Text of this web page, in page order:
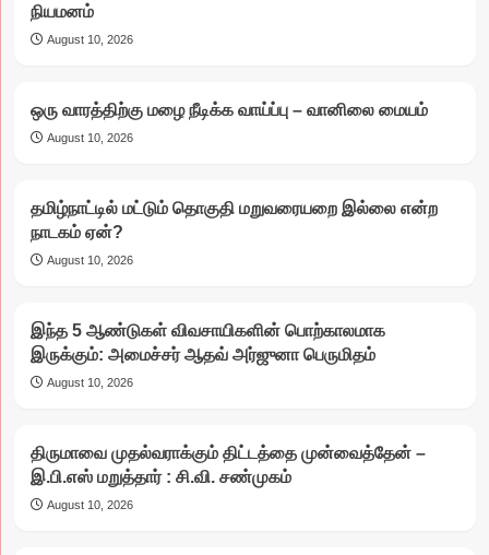
நியமனம்
August 10, 2026
ஒரு வாரத்திற்கு மழை நீடிக்க வாய்ப்பு – வானிலை மையம்
August 10, 2026
தமிழ்நாட்டில் மட்டும் தொகுதி மறுவரையறை இல்லை என்ற
நாடகம் ஏன்?
August 10, 2026
இந்த 5 ஆண்டுகள் விவசாயிகளின் பொற்காலமாக
இருக்கும்: அமைச்சர் ஆதவ் அர்ஜுனா பெருமிதம்
August 10, 2026
திருமாவை முதல்வராக்கும் திட்டத்தை முன்வைத்தேன் –
இ.பி.எஸ் மறுத்தார் : சி.வி. சண்முகம்
August 10, 2026